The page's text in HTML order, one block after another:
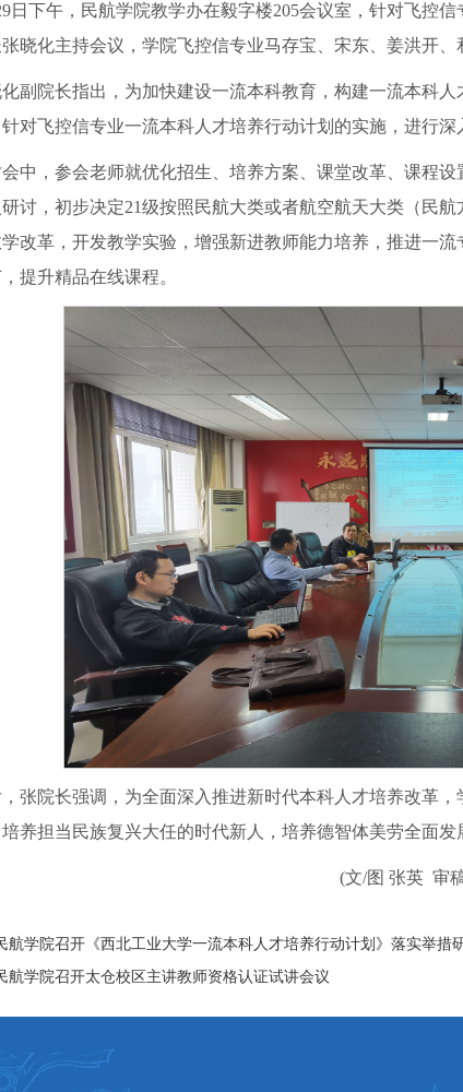
日下午，民航学院教学办在毅字楼205会议室，针对飞控
晓化主持会议，学院飞控信专业马存宝、宋东、姜洪开
副院长指出，为加快建设一流本科教育，构建一流本科
对飞控信专业一流本科人才培养行动计划的实施，进行
中，参会老师就优化招生、培养方案、课堂改革、课程
讨，初步决定21级按照民航大类或者航空航天大类（民
改革，开发教学实验，增强新进教师能力培养，推进一
提升精品在线课程。
张院长强调，为全面深入推进新时代本科人才培养改革
养担当民族复兴大任的时代新人，培养德智体美劳全面发
(文/图 张英 审
航学院召开《西北工业大学一流本科人才培养行动计划》落实举措
航学院召开太仓校区主讲教师资格认证试讲会议